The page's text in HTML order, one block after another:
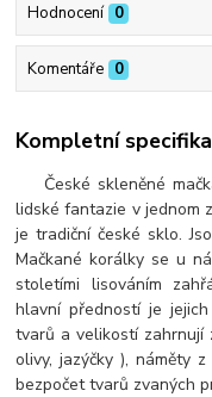
Hodnocení 0
Komentáře 0
Kompletní
České skleněné
lidské fantazie v jednom
je tradiční české sklo.
Mačkané korálky se u
stoletími lisováním
hlavní předností je
tvarů a velikostí zahrnují
olivy, jazýčky ), náměty
bezpočet tvarů zvaných